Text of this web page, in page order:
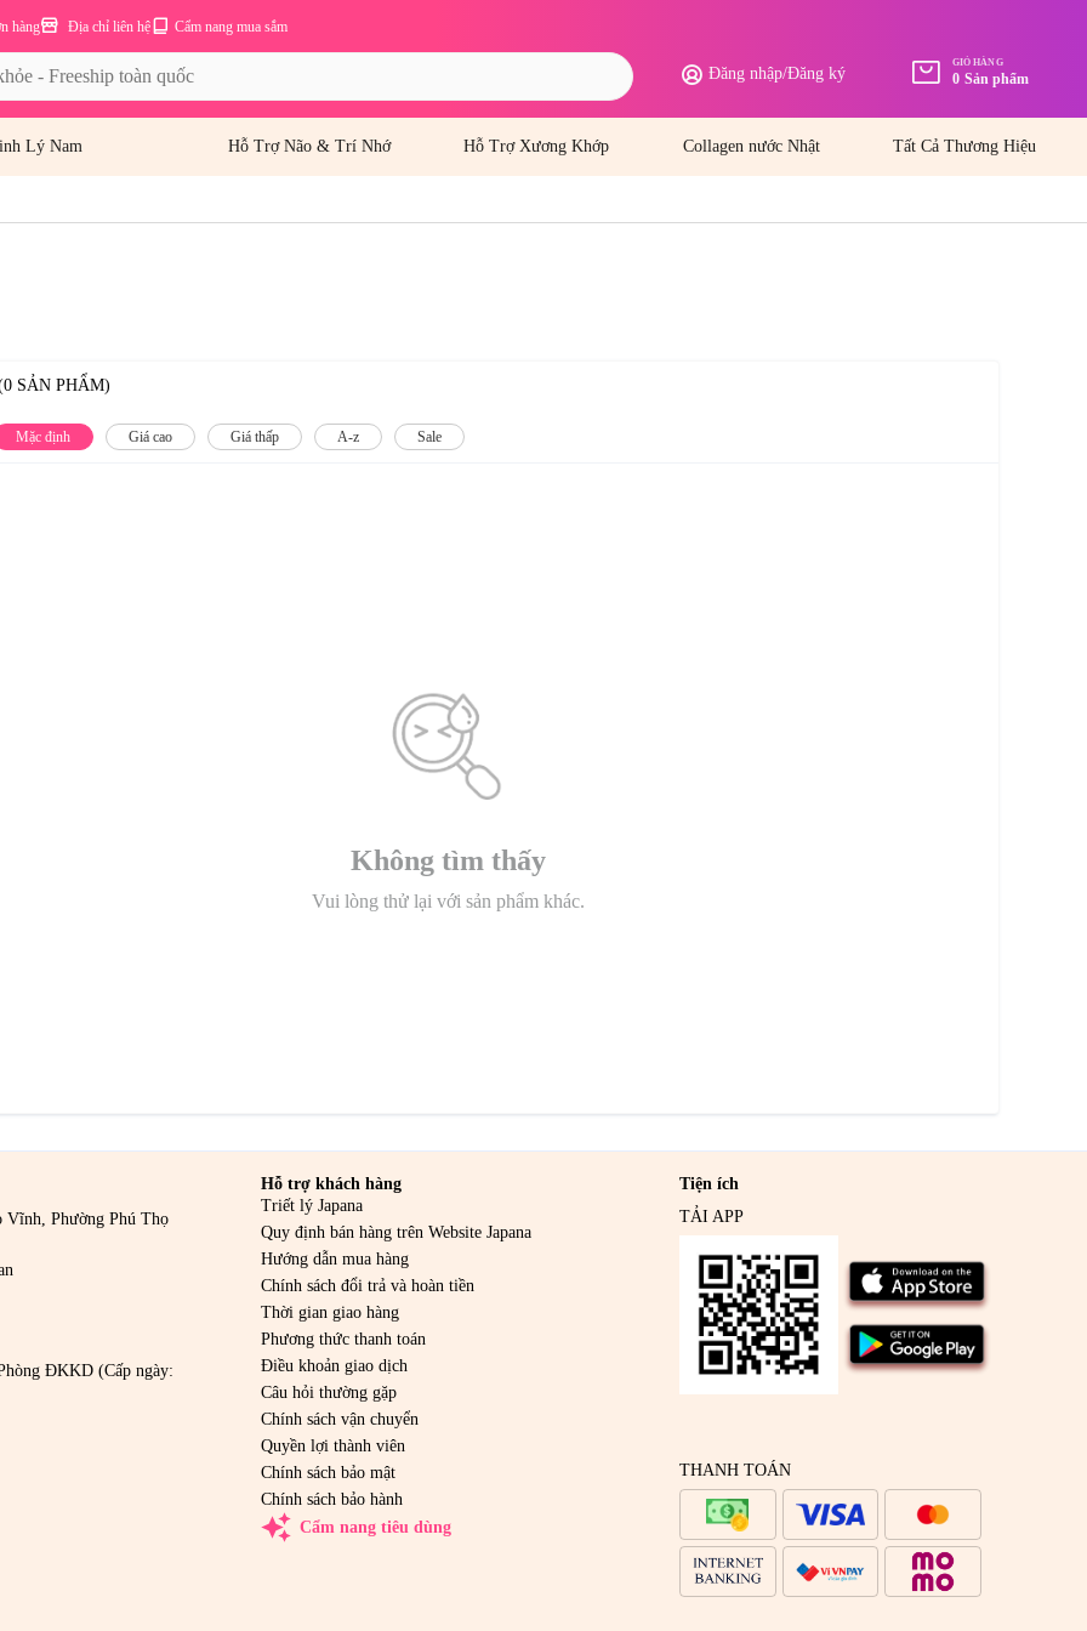
Cẩm nang mua sắm
Địa chỉ liên hệ
hàng
Đăng nhập/Đăng ký
GIỎ HÀNG
0 Sản phẩm
Lý Nam Hỗ Trợ Não & Trí Nhớ Hỗ Trợ Xương Khớp Collagen nước Nhật Tất Cả Thương Hiệu
SẢN PHẨM)
Mặc định Giá cao Giá thấp A-z Sale
Không tìm thấy
Vui lòng thử lại với sản phẩm khác.
Vĩnh, Phường Phú Thọ
ĐKKD (Cấp ngày:
Hỗ trợ khách hàng
Triết lý Japana
Quy định bán hàng trên Website Japana
Hướng dẫn mua hàng
Chính sách đổi trả và hoàn tiền
Thời gian giao hàng
Phương thức thanh toán
Điều khoản giao dịch
Câu hỏi thường gặp
Chính sách vận chuyển
Quyền lợi thành viên
Chính sách bảo mật
Chính sách bảo hành
auto_awesome Cẩm nang tiêu dùng
Tiện ích
TẢI APP
THANH TOÁN